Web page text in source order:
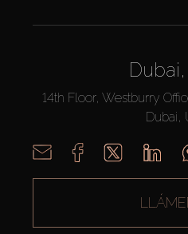
14th Floor, Westburry
Dubai,